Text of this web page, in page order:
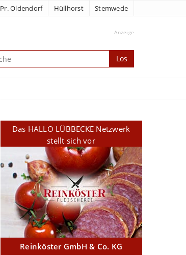
Pr. Oldendorf Hüllhorst Stemwede
Anzeige
Los
Das HALLO LÜBBECKE Netzwerk
stellt sich vor
Reinköster GmbH & Co. KG